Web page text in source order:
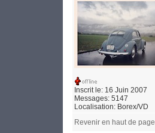
Inscrit le: 16 Juin 2007
Messages: 5147
Localisation: Borex/VD
Revenir en haut de page